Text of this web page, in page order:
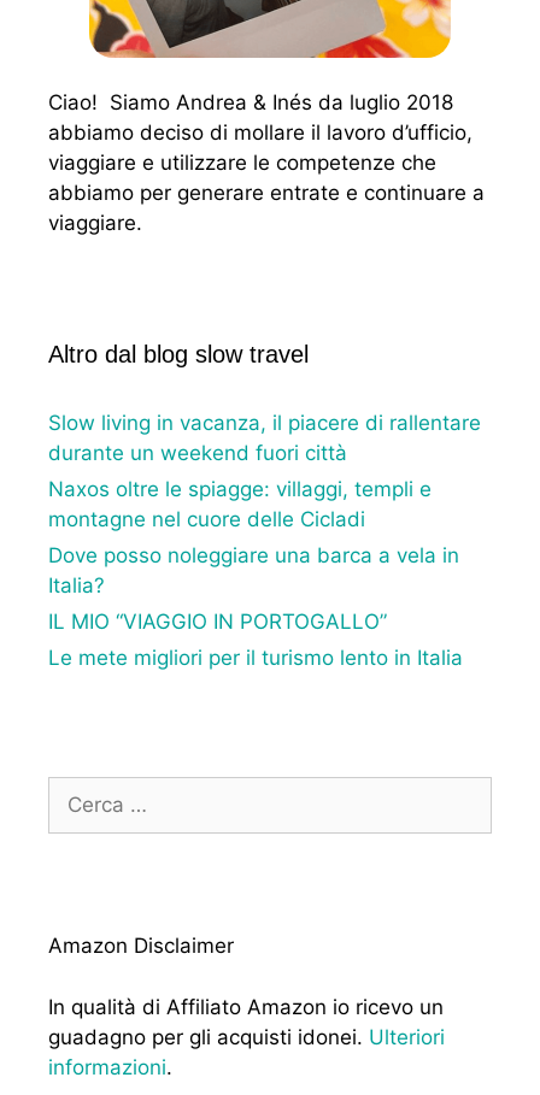
Ciao! Siamo Andrea & Inés da luglio 2018
abbiamo deciso di mollare il lavoro d’ufficio,
viaggiare e utilizzare le competenze che
abbiamo per generare entrate e continuare a
viaggiare.
Altro dal blog slow travel
Slow living in vacanza, il piacere di rallentare
durante un weekend fuori città
Naxos oltre le spiagge: villaggi, templi e
montagne nel cuore delle Cicladi
Dove posso noleggiare una barca a vela in
Italia?
IL MIO “VIAGGIO IN PORTOGALLO”
Le mete migliori per il turismo lento in Italia
Ricerca
Amazon Disclaimer
In qualità di Affiliato Amazon io ricevo un
guadagno per gli acquisti idonei. Ulteriori
informazioni.